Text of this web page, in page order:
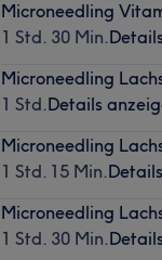
Microneedling
1 Std. 30 Min.
Microneedling
1 Std.Details
Microneedling
1 Std. 15 Min.
Microneedling
1 Std. 30 Min.